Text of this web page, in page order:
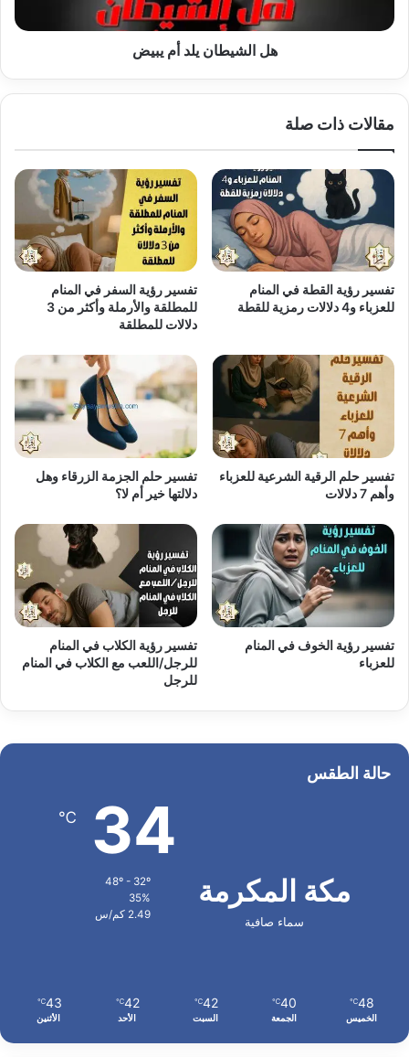
هل الشيطان يلد أم يبيض
مقالات ذات صلة
تفسير رؤية القطة في المنام
للعزباء و4 دلالات رمزية للقطة
تفسير رؤية السفر في المنام
للمطلقة والأرملة وأكثر من 3
دلالات للمطلقة
تفسير حلم الرقية الشرعية للعزباء
وأهم 7 دلالات
تفسير حلم الجزمة الزرقاء وهل
دلالتها خير أم لا؟
تفسير رؤية الخوف في المنام
للعزباء
تفسير رؤية الكلاب في المنام
للرجل/اللعب مع الكلاب في المنام
للرجل
حالة الطقس
مكة المكرمة
سماء صافية
34
℃
35%
2.49 كم/س
48
℃
الخميس
40
℃
الجمعة
42
℃
السبت
42
℃
الأحد
43
℃
الأثنين